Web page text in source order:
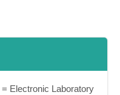
= Electronic Laboratory